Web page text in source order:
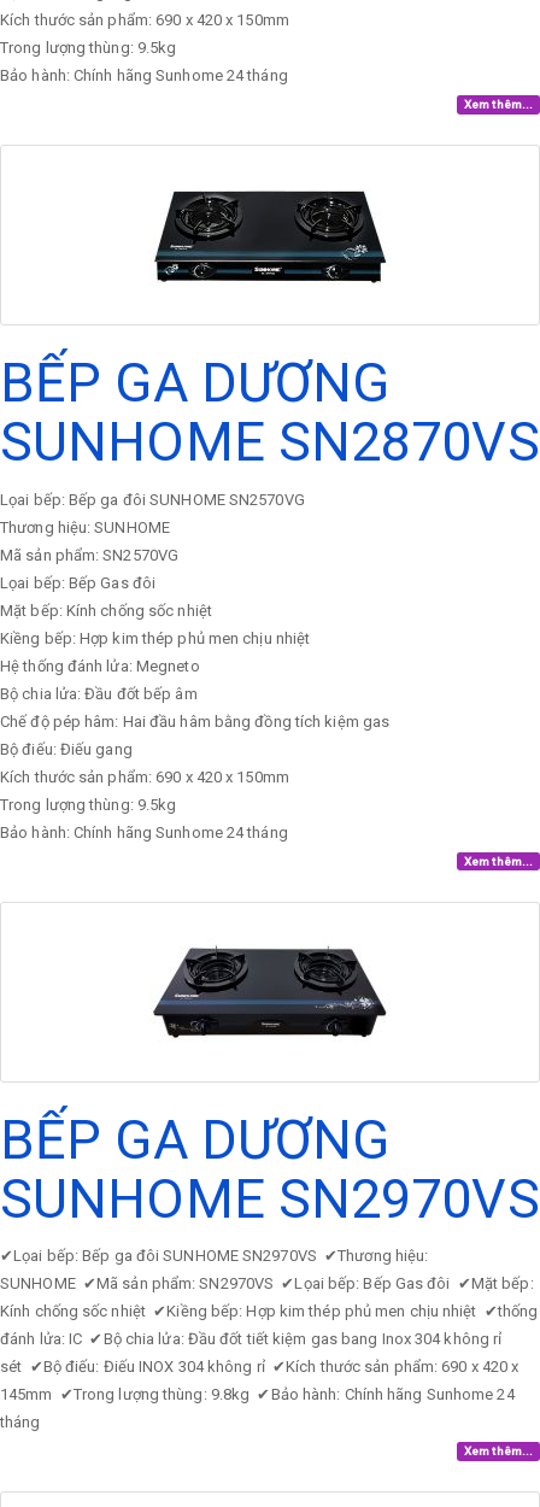
Kích thước sản phẩm: 690 x 420 x 150mm
Trong lượng thùng: 9.5kg
Bảo hành: Chính hãng Sunhome 24 tháng
Xem thêm...
BẾP GA DƯƠNG
SUNHOME SN2870VS
Lọai bếp: Bếp ga đôi SUNHOME SN2570VG
Thương hiệu: SUNHOME
Mã sản phẩm: SN2570VG
Lọai bếp: Bếp Gas đôi
Mặt bếp: Kính chống sốc nhiệt
Kiềng bếp: Hợp kim thép phủ men chịu nhiệt
Hệ thống đánh lửa: Megneto
Bộ chia lửa: Đầu đốt bếp âm
Chế độ pép hâm: Hai đầu hâm bằng đồng tích kiệm gas
Bộ điếu: Điếu gang
Kích thước sản phẩm: 690 x 420 x 150mm
Trong lượng thùng: 9.5kg
Bảo hành: Chính hãng Sunhome 24 tháng
Xem thêm...
BẾP GA DƯƠNG
SUNHOME SN2970VS
✔Lọai bếp: Bếp ga đôi SUNHOME SN2970VS ✔Thương hiệu:
SUNHOME ✔Mã sản phẩm: SN2970VS ✔Lọai bếp: Bếp Gas đôi ✔Mặt bếp:
Kính chống sốc nhiệt ✔Kiềng bếp: Hợp kim thép phủ men chịu nhiệt ✔thống
đánh lửa: IC ✔ Bộ chia lửa: Đầu đốt tiết kiệm gas bang Inox 304 không rỉ
sét ✔Bộ điếu: Điếu INOX 304 không rỉ ✔Kích thước sản phẩm: 690 x 420 x
145mm ✔Trong lượng thùng: 9.8kg ✔ Bảo hành: Chính hãng Sunhome 24
tháng
Xem thêm...